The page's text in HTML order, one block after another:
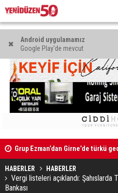
Android uygulamamız
Google Play'de mevcut
Kıbrıs’ın güneyinde yıllık
oldu
HABERLER HABERLER
Vergi listeleri açıklandı: Şahıslarda
Bankası